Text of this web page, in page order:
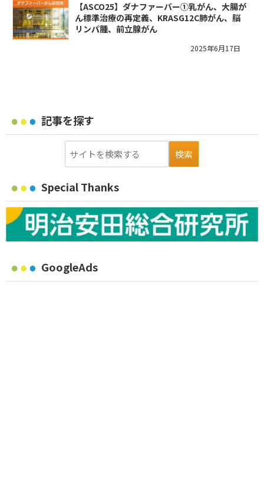
【ASCO25】ダナファーバー①乳がん、大腸が
ん標準治療の再定義、KRASG12C肺がん、脳
リンパ腫、前立腺がん
2025年6月17日
記事を探す
Special Thanks
GoogleAds